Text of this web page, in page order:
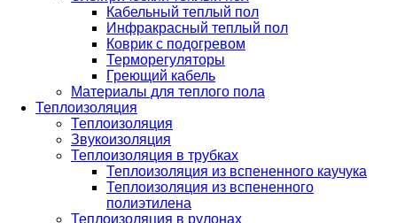
Кабельный теплый пол
Инфракрасный теплый пол
Коврик с подогревом
Терморегуляторы
Греющий кабель
Материалы для теплого пола
Теплоизоляция
Теплоизоляция
Звукоизоляция
Теплоизоляция в трубках
Теплоизоляция из вспененного каучука
Теплоизоляция из вспененного
полиэтилена
Теплоизоляция в рулонах